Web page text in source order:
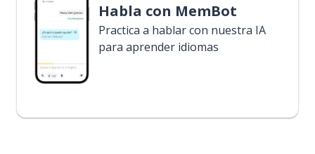
Habla con MemBot
Practica a hablar con nuestra IA
para aprender idiomas